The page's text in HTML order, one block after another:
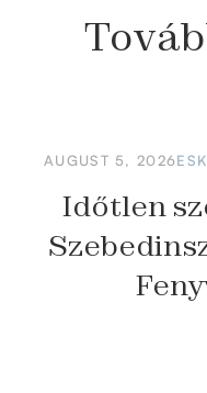
AUGUST 5, 2026
Időtlen